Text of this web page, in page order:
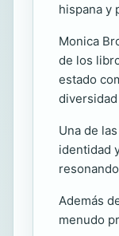
hispana y
Monica
de los
estado
Una de
identidad
Además
menudo